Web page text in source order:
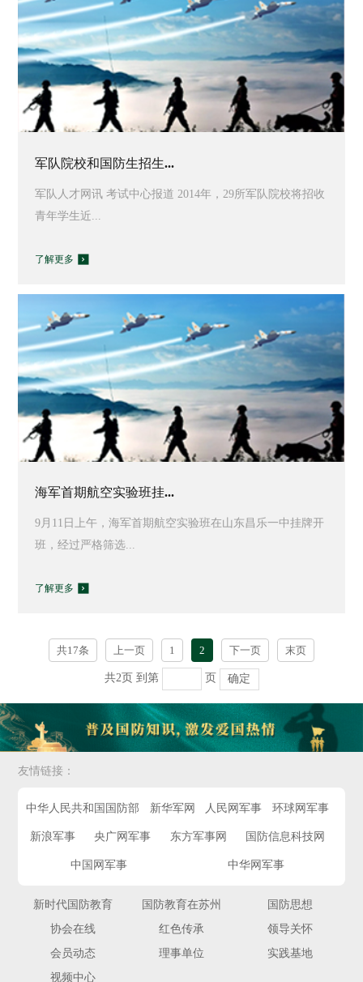
军队院校和国防生招生...
军队人才网讯 考试中心报道 2014年，29所军队院校将招收
青年学生近...
了解更多
海军首期航空实验班挂...
9月11日上午，海军首期航空实验班在山东昌乐一中挂牌开
班，经过严格筛选...
了解更多
共17条 上一页 1 2 下一页 末页
共2页 到第 页 确定
友情链接：
中华人民共和国国防部 新华军网 人民网军事 环球网军事
新浪军事 央广网军事 东方军事网 国防信息科技网
中国网军事 中华网军事
新时代国防教育 国防教育在苏州
国防思想
协会在线
红色传承
领导关怀
会员动态
理事单位
实践基地
视频中心